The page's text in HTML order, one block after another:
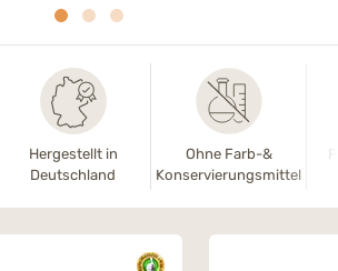
Hergestellt in
Deutschland
Ohne Farb-&
Konservierungsmittel